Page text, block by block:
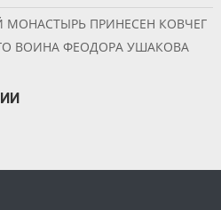
ПРИНЕСЕН КОВЧЕГ
ВОИНА ФЕОДОРА УШАКОВА